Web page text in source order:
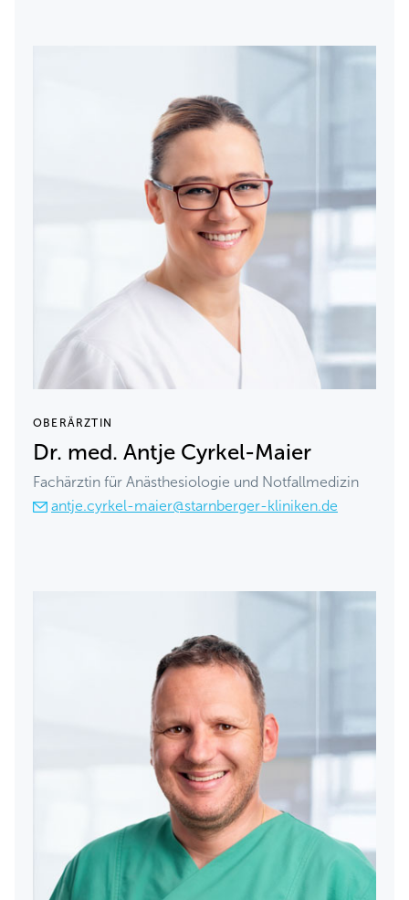
OBERÄRZTIN
Dr. med. Antje Cyrkel-Maier
Fachärztin für Anästhesiologie und Notfallmedizin
antje.cyrkel-maier@starnberger-kliniken.de